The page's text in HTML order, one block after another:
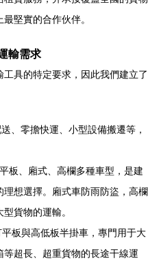
堅實的合作伙伴。
輸需求
具的特定要求，因此我們建立了
、零擔快運、小型設備搬遷等，
板、廂式、高欄多種車型，是建
想選擇。廂式車防雨防盜，高欄
貨物的運輸。
平板與高低板半掛車，專門用于大
超長、超重貨物的長途干線運